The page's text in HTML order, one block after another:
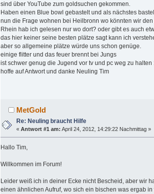
sind über YouTube zum goldsuchen gekommen.
Haben einen Blue bowl gebastelt und als nächstes
nun die Frage wohnen bei Heilbronn wo könnten wir
Rhein hab ich gelesen nur wo dort? oder gibt es auch
das hier keiner seine besten plätze sagt kann ich
aber so allgemeine plätze würde uns schon genüge.
einige flitter und das feuer brennt bei Jungs
ist schwer genug die Jugend vor tv und pc weg zu halten
hoffe auf Antwort und danke Neuling Tim
MetGold
Re: Neuling braucht Hilfe
«Antwort #1 am: April 24, 2012, 14:29:22 Nachmittag »
Hallo Tim,
Willkommen im Forum!
Leider weiß ich in deiner Ecke nicht Bescheid, aber wir
einen ähnlichen Aufruf, wo sich ein bischen was ergab